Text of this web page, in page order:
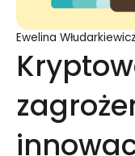
Ewelina Włudarkiewicz